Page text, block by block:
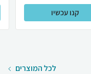
קנו עכשיו
לכל המוצרים